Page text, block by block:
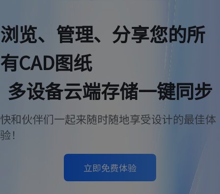
浏览、管理、分享您的所
有CAD图纸
多设备云端存储一键同步
快和伙伴们一起来随时随地享受设计的最佳体
验！
立即免费体验